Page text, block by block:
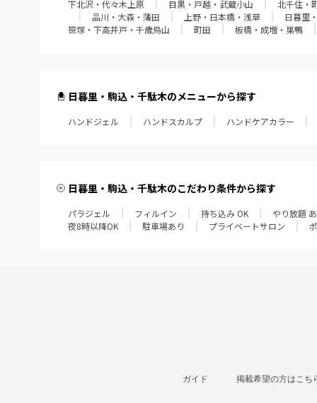
下北沢・代々木上原
目黒・戸越・武蔵小山 北千住・
品川・大森・蒲田
上野・日本橋・浅草 日暮里
笹塚・下高井戸・千歳烏山
町田 板橋・成増・巣鴨
日暮里・駒込・千駄木のメニューから探す
ハンドジェル ハンドスカルプ ハンドケアカラー
日暮里・駒込・千駄木のこだわり条件から探す
パラジェル フィルイン 持ち込み OK やり放題
夜8時以降OK
駐車場あり プライベートサロン
ガイド 掲載希望の方はこち